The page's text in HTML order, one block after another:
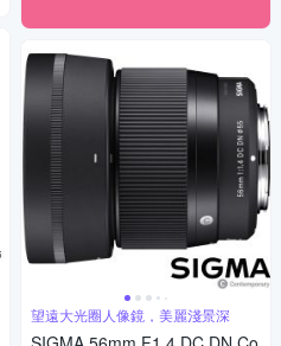
望遠大光圈人像鏡，美麗淺景深